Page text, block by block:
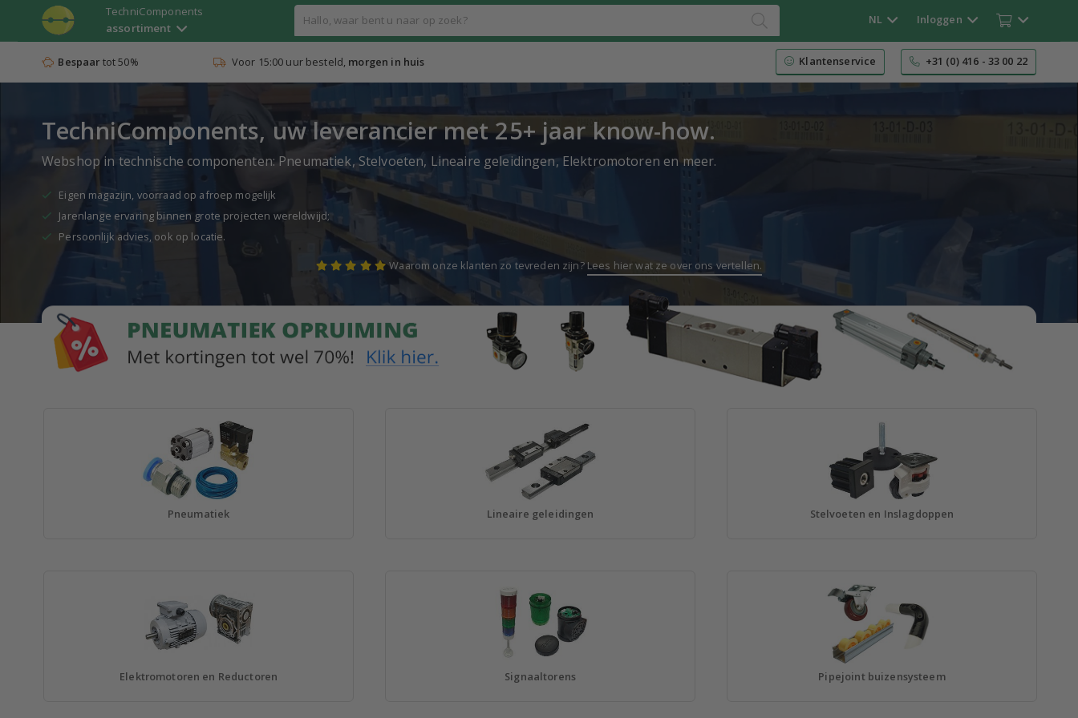
TechniComponents
assortiment
NL Inloggen
Bespaar tot 50% Voor 15:00 uur besteld, morgen in huis Klantenservice +31 (0) 416 - 33 00 22
TechniComponents, uw leverancier met 25+ jaar know-how.
Webshop in technische componenten: Pneumatiek, Stelvoeten, Lineaire geleidingen, Elektromotoren en meer.
Eigen magazijn, voorraad op afroep mogelijk
Jarenlange ervaring binnen grote projecten wereldwijd;
Persoonlijk advies, ook op locatie.
Waarom onze klanten zo tevreden zijn? Lees hier wat ze over ons vertellen.
Pneumatiek Lineaire geleidingen Stelvoeten en Inslagdoppen
Elektromotoren en Reductoren Signaaltorens Pipejoint buizensysteem